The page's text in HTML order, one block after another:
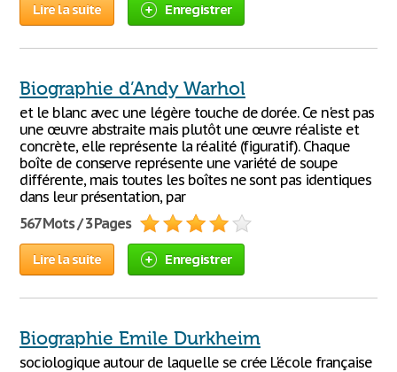
Lire la suite Enregistrer
Biographie d’Andy Warhol
et le blanc avec une légère touche de dorée. Ce n'est pas
une œuvre abstraite mais plutôt une œuvre réaliste et
concrète, elle représente la réalité (figuratif). Chaque
boîte de conserve représente une variété de soupe
différente, mais toutes les boîtes ne sont pas identiques
dans leur présentation, par
567 Mots / 3 Pages
Lire la suite Enregistrer
Biographie Emile Durkheim
sociologique autour de laquelle se crée L'école française